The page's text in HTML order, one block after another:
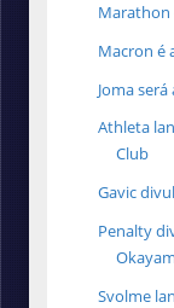
Marathon
Macron é
Joma
Athleta
Club
Gavic
Penalty
Svolme